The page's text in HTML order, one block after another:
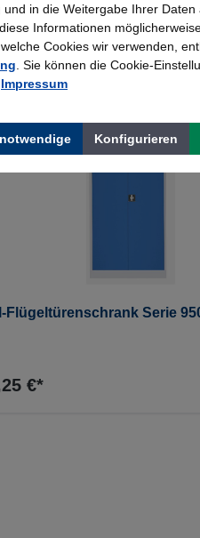
Flügeltürenschrank Serie
€*
und in die Weitergabe Ihrer
Informationen
Cookies wir verwenden,
. Sie können die Cookie-
Impressum
Konfigurieren